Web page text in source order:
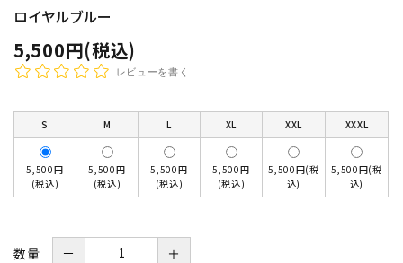
ロイヤルブルー
5,500円(税込)
レビューを書く
S M L XL XXL XXXL
5,500円
(税込)
5,500円
(税込)
5,500円
(税込)
5,500円
(税込)
5,500円(税
込)
5,500円(税
込)
数量 － ＋